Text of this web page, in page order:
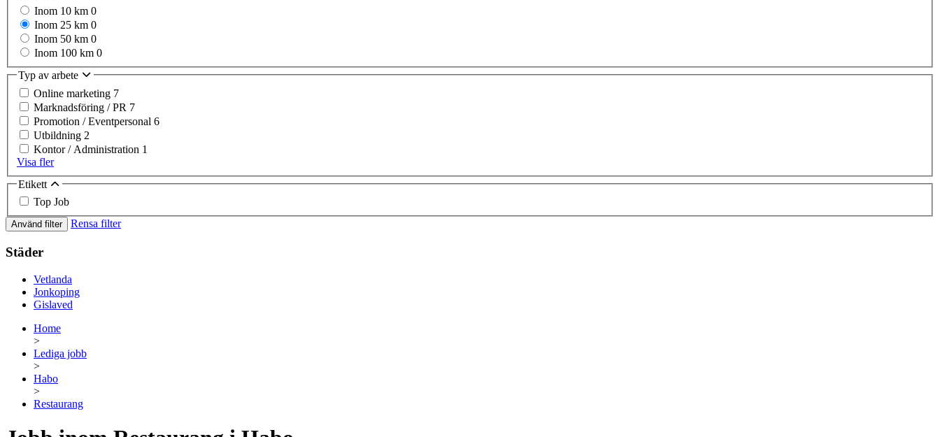
Inom 10 km 0
Inom 25 km 0
Inom 50 km 0
Inom 100 km 0
Typ av arbete
Online marketing 7
Marknadsföring / PR 7
Promotion / Eventpersonal 6
Utbildning 2
Kontor / Administration 1
Visa fler
Etikett
Top Job
Använd filter Rensa filter
Städer
Vetlanda
Jonkoping
Gislaved
Home
>
Lediga jobb
>
Habo
>
Restaurang